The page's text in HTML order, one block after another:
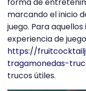
marcando el inicio
juego. Para
experiencia de
https://
tragamonedas-
trucos útiles.